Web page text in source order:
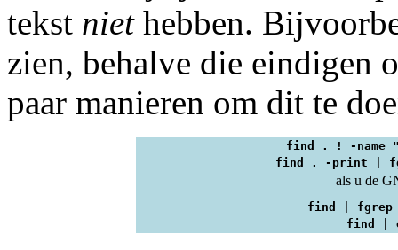
tekst niethebben.
zien, behalve die eindigen
paar manieren om dit te
find . ! -name
find . -print |
als u de
find |
find |